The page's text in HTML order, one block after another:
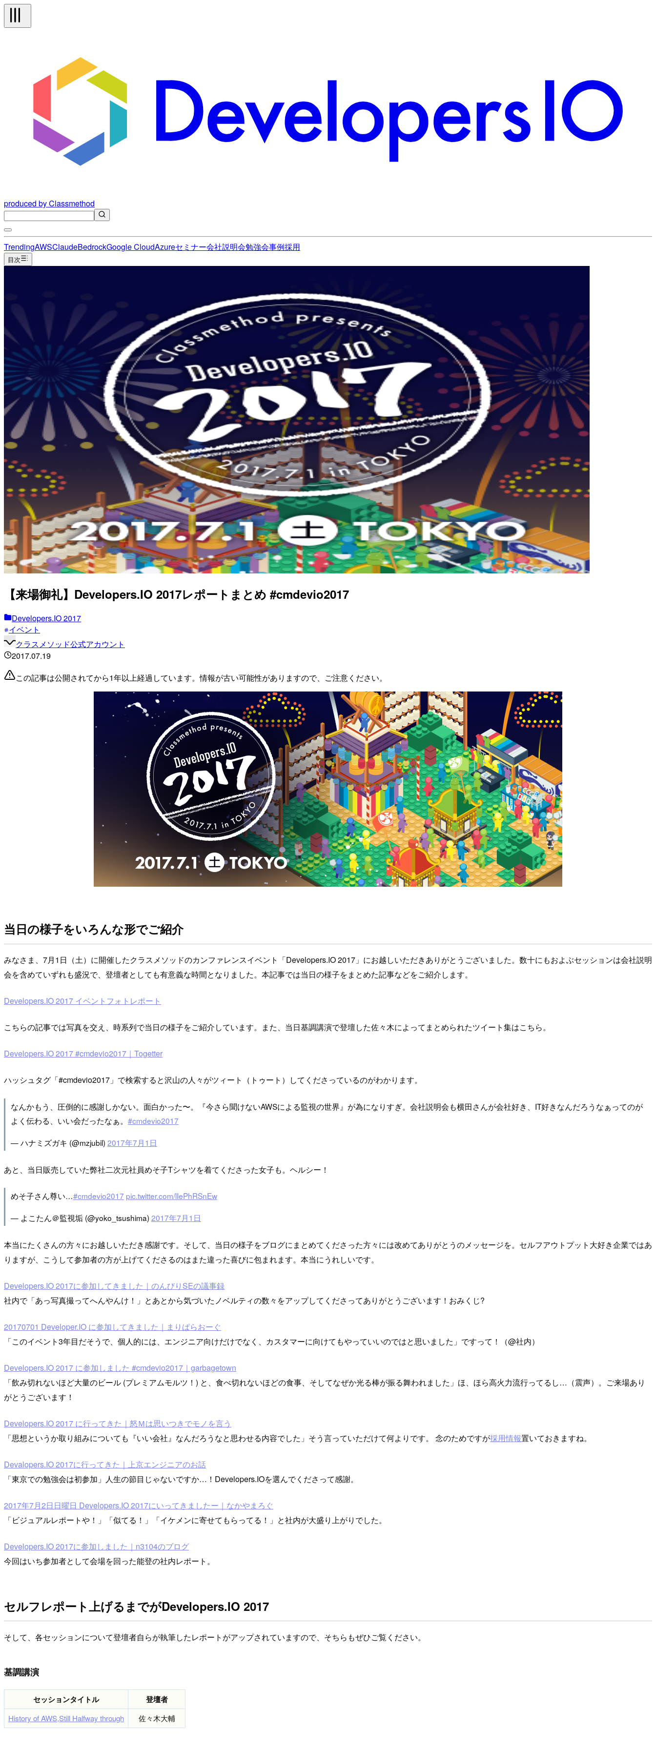
produced by Classmethod
TrendingAWSClaudeBedrockGoogle CloudAzureセミナー会社説明会勉強会事例採用
目次
【来場御礼】Developers.IO 2017レポートまとめ #cmdevio2017
Developers.IO 2017
イベント
クラスメソッド公式アカウント
2017.07.19
この記事は公開されてから1年以上経過しています。情報が古い可能性がありますので、ご注意ください。
当日の様子をいろんな形でご紹介
みなさま、7月1日（土）に開催したクラスメソッドのカンファレンスイベント「Developers.IO 2017」にお越しいただきありがとうございました。数十にもおよぶセッションは会社説明
会を含めていずれも盛況で、登壇者としても有意義な時間となりました。本記事では当日の様子をまとめた記事などをご紹介します。
Developers.IO 2017 イベントフォトレポート
こちらの記事では写真を交え、時系列で当日の様子をご紹介しています。また、当日基調講演で登壇した佐々木によってまとめられたツイート集はこちら。
Developers.IO 2017 #cmdevio2017｜Togetter
ハッシュタグ「#cmdevio2017」で検索すると沢山の人々がツィート（トゥート）してくださっているのがわかります。
なんかもう、圧倒的に感謝しかない。面白かった〜。『今さら聞けないAWSによる監視の世界』が為になりすぎ。会社説明会も横田さんが会社好き、IT好きなんだろうなぁってのが
よく伝わる、いい会だったなぁ。 #cmdevio2017
— ハナミズガキ (@mzjubil) 2017年7月1日
あと、当日販売していた弊社二次元社員めそ子Tシャツを着てくださった女子も。ヘルシー！
めそ子さん尊い…#cmdevio2017 pic.twitter.com/lIePhRSnEw
— よこたん＠監視垢 (@yoko_tsushima) 2017年7月1日
本当にたくさんの方々にお越しいただき感謝です。そして、当日の様子をブログにまとめてくださった方々には改めてありがとうのメッセージを。セルフアウトプット大好き企業ではあ
りますが、こうして参加者の方が上げてくださるのはまた違った喜びに包まれます。本当にうれしいです。
Developers.IO 2017に参加してきました｜のんびりSEの議事録
社内で「あっ写真撮ってへんやんけ！」とあとから気づいたノベルティの数々をアップしてくださってありがとうございます！おみくじ?
20170701 Developer.IO に参加してきました｜まりぱらおーぐ
「このイベント3年目だそうで、個人的には、エンジニア向けだけでなく、カスタマーに向けてもやっていいのではと思いました」ですって！（@社内）
Developers.IO 2017 に参加しました #cmdevio2017｜garbagetown
「飲み切れないほど大量のビール (プレミアムモルツ！) と、食べ切れないほどの食事、そしてなぜか光る棒が振る舞われました」ほ、ほら高火力流行ってるし…（震声）。ご来場あり
がとうございます！
Developers.IO 2017 に行ってきた｜怒Ｍは思いつきでモノを言う
「思想というか取り組みについても『いい会社』なんだろうなと思わせる内容でした」そう言っていただけて何よりです。 念のためですが採用情報置いておきますね。
Devalopers.IO 2017に行ってきた｜上京エンジニアのお話
「東京での勉強会は初参加」人生の節目じゃないですか…！Developers.IOを選んでくださって感謝。
2017年7月2日日曜日 Developers.IO 2017にいってきましたー｜なかやまろぐ
「ビジュアルレポートや！」「似てる！」「イケメンに寄せてもらってる！」と社内が大盛り上がりでした。
Developers.IO 2017に参加しました｜n3104のブログ
今回はいち参加者として会場を回った能登の社内レポート。
セルフレポート上げるまでがDevelopers.IO 2017
そして、各セッションについて登壇者自らが執筆したレポートがアップされていますので、そちらもぜひご覧ください。
基調講演
セッションタイトル 登壇者
History of AWS,Still Halfway through 佐々木大輔